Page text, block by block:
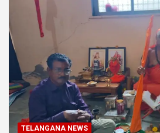
TELANGANA NEWS